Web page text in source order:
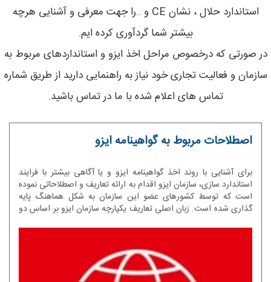
استاندارد حلال ، نشان CE و ..را جهت معرفی و آشنایی هرچه
بیشتر شما گردآوری کرده ایم.
در صورتی که درخصوص مراحل اخذ ایزو و استانداردهای مربوط به
سازمان و فعالیت تجاری خود نیاز به راهنمایی دارید از طریق شماره
تماس های اعلام شده با ما در تماس باشید.
اصطلاحات مربوط به گواهینامه ایزو
برای آشنایی با روند اخذ گواهینامه ایزو و یا آگاهی بیشتر با فرایند
استاندارد سازی، سازمان ایزو اقدام به ارائه تعاریف و اصطلاحاتی نموده
است که توسط کشورهای عضو این سازمان به شکل هماهنگ پایه
گذاری شده است. زبان اصلی تعاریف یکپارچه سازمان ایزو بر اساس دو
هر کشور می تواند آن را بر اساس زبان کشور خود ترجمه نماید.